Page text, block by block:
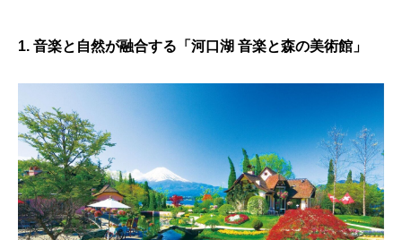
1. 音楽と自然が融合する「河口湖 音楽と森の美術館」